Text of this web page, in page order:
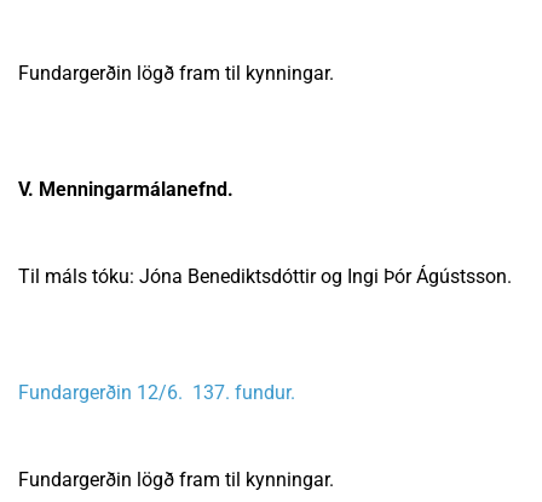
Fundargerðin lögð fram til kynningar.
V. Menningarmálanefnd.
Til máls tóku: Jóna Benediktsdóttir og Ingi Þór Ágústsson.
Fundargerðin 12/6. 137. fundur.
Fundargerðin lögð fram til kynningar.